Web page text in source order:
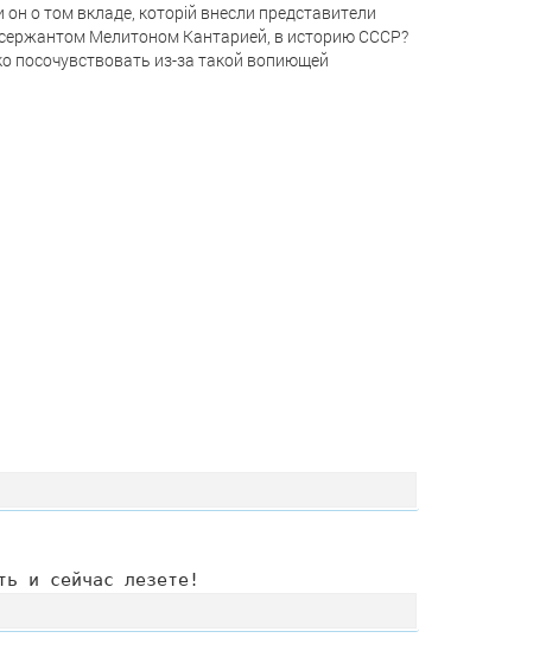
о том вкладе, которій внесли представители
Мелитоном Кантарией, в историю СССР?
посочувствовать из-за такой вопиющей
и сейчас лезете!